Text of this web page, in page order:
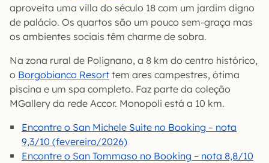
aproveita uma villa do século 18 com um jardim digno
de palácio. Os quartos são um pouco sem-graça mas
os ambientes sociais têm charme de sobra.
Na zona rural de Polignano, a 8 km do centro histórico,
o Borgobianco Resort tem ares campestres, ótima
piscina e um spa completo. Faz parte da coleção
MGallery da rede Accor. Monopoli está a 10 km.
Encontre o San Michele Suite no Booking – nota
9,3/10 (fevereiro/2026)
Encontre o San Tommaso no Booking – nota 8,8/10